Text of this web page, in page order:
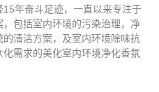
15年奋斗足迹，一直以来专注于
包括室内环境的污染治理，净
清洁方案，及室内环境除味抗
化需求的美化室内环境净化香氛